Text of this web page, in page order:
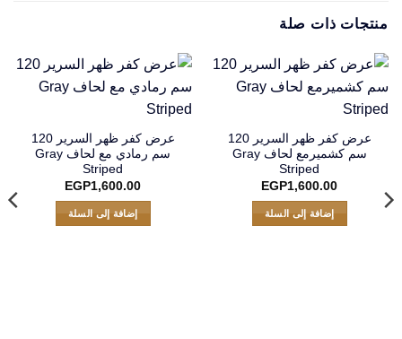
منتجات ذات صلة
عرض كفر ظهر السرير 120
سم كشميرمع لحاف Gray
Striped
EGP1,600.00
إضافة إلى السلة
عرض كفر ظهر السرير 120
سم رمادي مع لحاف Gray
Striped
EGP1,600.00
إضافة إلى السلة